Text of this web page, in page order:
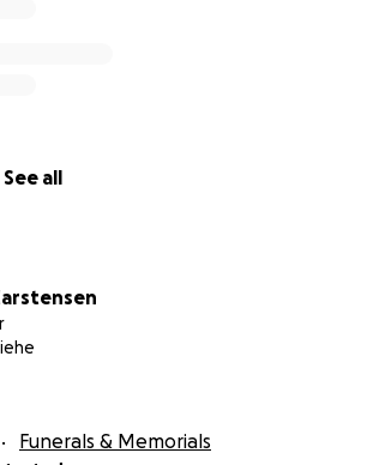
See all
Funerals & Memorials